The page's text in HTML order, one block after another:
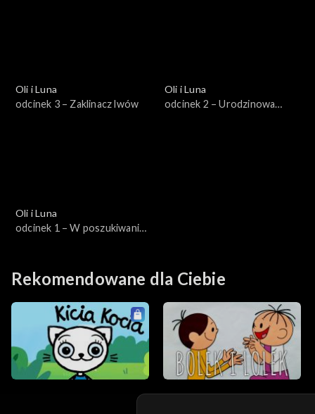
Oli i Luna
odcinek 3 – Zaklinacz lwów
Oli i Luna
odcinek 2 – Urodzinowa
Oli i Luna
odcinek 1 – W poszukiwaniu
Rekomendowane dla Ciebie